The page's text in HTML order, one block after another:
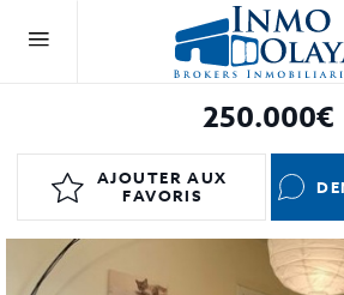
250.000€
AJOUTER AUX
FAVORIS